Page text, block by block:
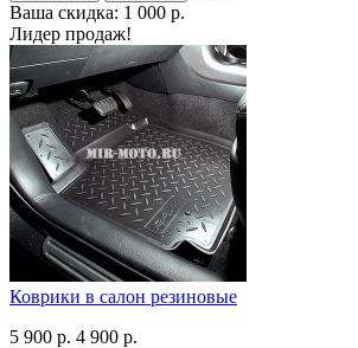
Ваша скидка: 1 000 р.
Лидер продаж!
Коврики в салон резиновые
5 900 р. 4 900 р.